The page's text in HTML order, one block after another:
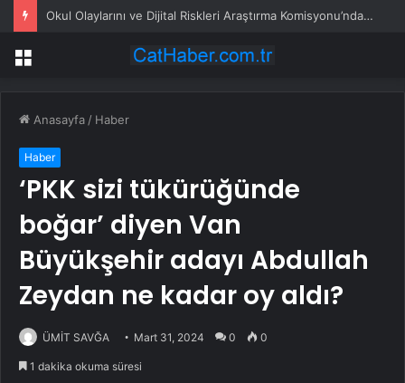
Okul Olaylarını ve Dijital Riskleri Araştırma Komisyonu’nda öğrenciler konuştu: Bir arkadaşımız zorbalığa, şantaja ve siber zorbalığa uğradığında ne yapacağını bilemiyor
Menü
Anasayfa / Haber
Haber
‘PKK sizi tükürüğünde
boğar’ diyen Van
Büyükşehir adayı Abdullah
Zeydan ne kadar oy aldı?
ÜMİT SAVĞA Mart 31, 2024 0 0
1 dakika okuma süresi